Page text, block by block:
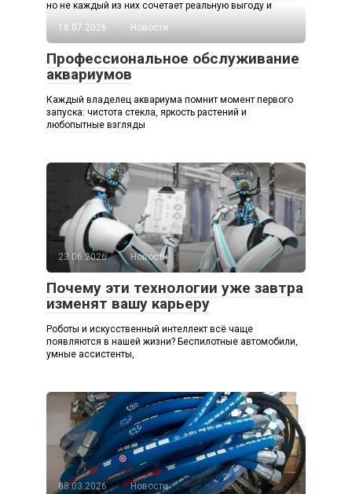
но не каждый из них сочетает реальную выгоду и
18.07.2026
Новости
Профессиональное обслуживание
аквариумов
Каждый владелец аквариума помнит момент первого
запуска: чистота стекла, яркость растений и
любопытные взгляды
23.06.2026 Новости
Почему эти технологии уже завтра
изменят вашу карьеру
Роботы и искусственный интеллект всё чаще
появляются в нашей жизни? Беспилотные автомобили,
умные ассистенты,
08.03.2026 Новости